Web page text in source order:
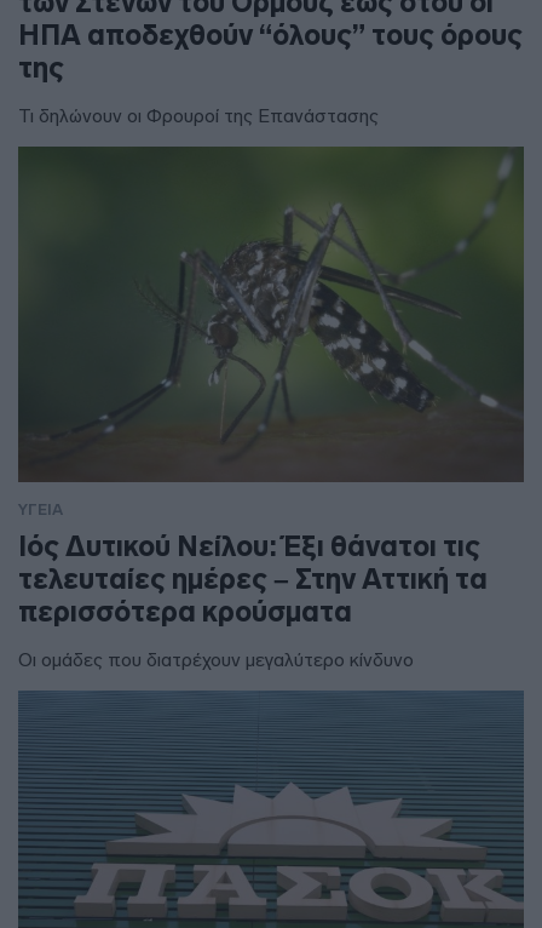
ΗΠΑ αποδεχθούν “όλους” τους όρους
της
Τι δηλώνουν οι Φρουροί της Επανάστασης
ΥΓΕΙΑ
Ιός Δυτικού Νείλου: Έξι θάνατοι τις
τελευταίες ημέρες – Στην Αττική τα
περισσότερα κρούσματα
Οι ομάδες που διατρέχουν μεγαλύτερο κίνδυνο